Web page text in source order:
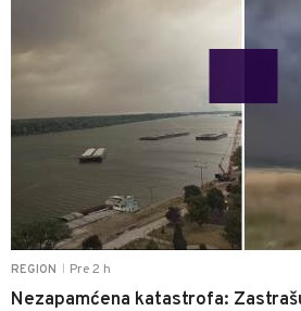
REGION Pre 2 h
Nezapamćena katastrofa: